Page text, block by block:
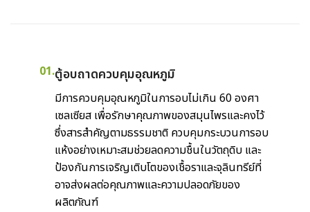
01.ตู้อบถาดควบคุมอุณหภูมิ
มีการควบคุมอุณหภูมิในการอบไม่เกิน 60 องศา
เซลเซียส เพื่อรักษาคุณภาพของสมุนไพรและคงไว้
ซึ่งสารสำคัญตามธรรมชาติ ควบคุมกระบวนการอบ
แห้งอย่างเหมาะสมช่วยลดความชื้นในวัตถุดิบ และ
ป้องกันการเจริญเติบโตของเชื้อราและจุลินทรีย์ที่
อาจส่งผลต่อคุณภาพและความปลอดภัยของ
ผลิตภัณฑ์